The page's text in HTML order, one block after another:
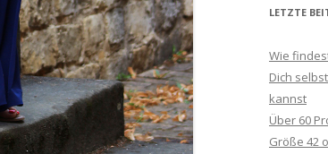
LETZTE
Wie
Dich
kannst
Über 60
Größe 42